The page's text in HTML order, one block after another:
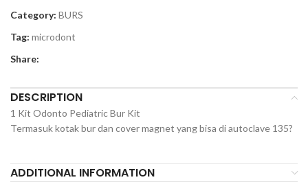
Category: BURS
Tag: microdont
Share:
DESCRIPTION
1 Kit Odonto Pediatric Bur Kit
Termasuk kotak bur dan cover magnet yang bisa di autoclave 135?
ADDITIONAL INFORMATION